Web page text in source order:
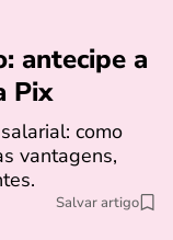
antecipe a
Pix
como
vantagens,
Salvar artigo